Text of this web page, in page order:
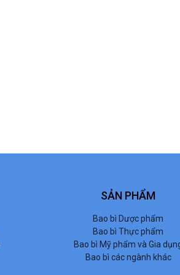
SẢN PHẨM
Bao bì Dược phẩm
Bao bì Thực phẩm
Bao bì Mỹ phẩm và Gia
Bao bì các ngành khác